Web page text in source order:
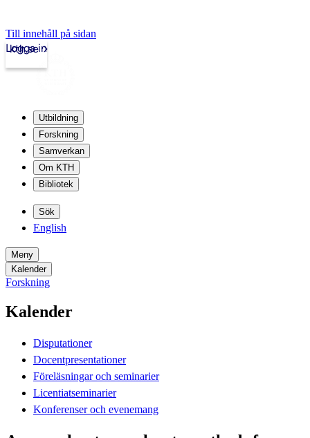
Till innehåll på sidan
kth.se
Logga in
Utbildning
Forskning
Samverkan
Om KTH
Bibliotek
Sök
English
Meny
Kalender
Forskning
Kalender
Disputationer
Docentpresentationer
Föreläsningar och seminarier
Licentiatseminarier
Konferenser och evenemang